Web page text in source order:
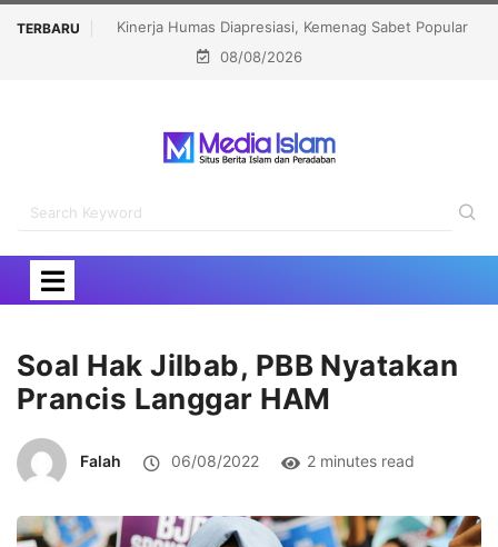
TERBARUSabet Popular
Menhaj: IKLHI 2026 Bukti Layanan Haji Kian
08/08/2026
Soal Hak Jilbab, PBB Nyatakan
Prancis Langgar HAM
Falah 06/08/2022 2 minutes read